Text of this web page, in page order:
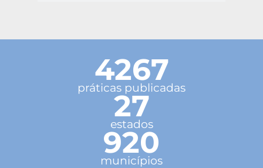
4267
práticas publicadas
27
estados
920
municípios